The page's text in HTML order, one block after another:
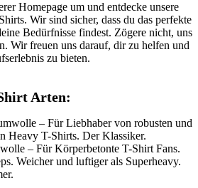
Homepage um und entdecke unsere
Wir sind sicher, dass du das perfekte
Bedürfnisse findest. Zögere nicht, uns
Wir freuen uns darauf, dir zu helfen und
zu bieten.
Arten:
– Für Liebhaber von robusten und
Heavy T-Shirts. Der Klassiker.
– Für Körperbetonte T-Shirt Fans.
Weicher und luftiger als Superheavy.